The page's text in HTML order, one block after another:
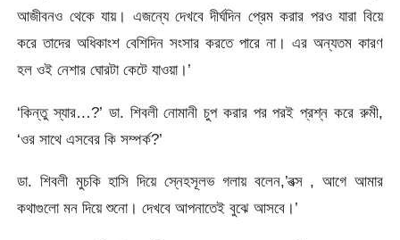
আজীবনও থেকে যায়। এজন্যে দেখবে দীর্ঘদিন প্রেম করার পরও যারা বিয়ে
করে তাদের অধিকাংশ বেশিদিন সংসার করতে পারে না। এর অন্যতম কারণ
হল ওই নেশার ঘোরটা কেটে যাওয়া।’
‘কিন্তু স্যার…?’ ডা. শিবলী নোমানী চুপ করার পর পরই প্রশ্ন করে রুমী,
‘ওর সাথে এসবের কি সম্পর্ক?’
ডা. শিবলী মুচকি হাসি দিয়ে স্নেহসূলভ গলায় বলেন,’বত্স , আগে আমার
কথাগুলো মন দিয়ে শুনো। দেখবে আপনাতেই বুঝে আসবে।’